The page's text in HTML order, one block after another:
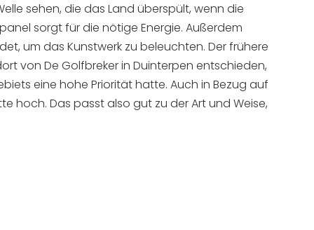
sehen, die das Land überspült, wenn die
sorgt für die nötige Energie. Außerdem
um das Kunstwerk zu beleuchten. Der frühere
von De Golfbreker in Duinterpen entschieden,
eine hohe Priorität hatte. Auch in Bezug auf
hoch. Das passt also gut zu der Art und Weise,